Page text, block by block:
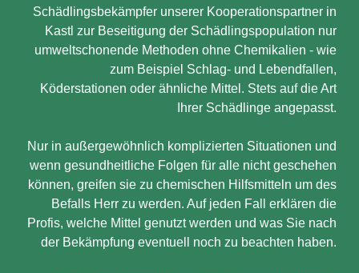
Schädlingsbekämpfer unserer Kooperationspartner in
Kastl zur Beseitigung der Schädlingspopulation nur
umweltschonende Methoden ohne Chemikalien - wie
zum Beispiel Schlag- und Lebendfallen,
Köderstationen oder ähnliche Mittel. Stets auf die Art
Ihrer Schädlinge angepasst.
Nur in außergewöhnlich komplizierten Situationen und
wenn gesundheitliche Folgen für alle nicht geschehen
können, greifen sie zu chemischen Hilfsmitteln um des
Befalls Herr zu werden. Auf jeden Fall erklären die
Profis, welche Mittel genutzt werden und was Sie nach
der Bekämpfung eventuell noch zu beachten haben.